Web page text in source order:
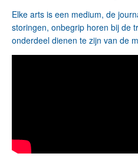
Elke arts is een medium, de
storingen, onbegrip horen bij de
onderdeel dienen te zijn van de